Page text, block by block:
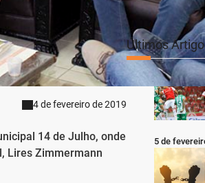
4 de fevereiro de 2019
14 de Julho, onde
Lires Zimmermann
Últimos
5 de